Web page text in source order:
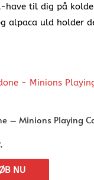
have til dig på
alpaca uld
– Minions Playing
NU